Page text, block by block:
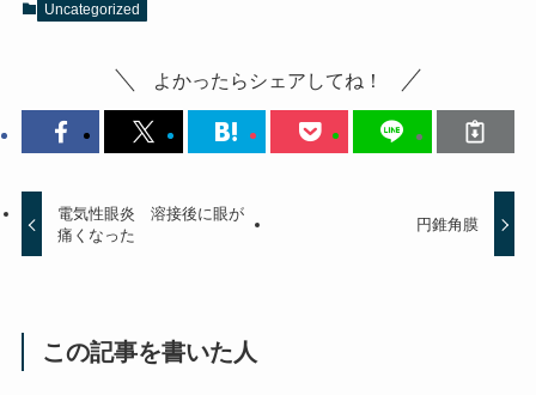
Uncategorized
よかったらシェアしてね！
電気性眼炎 溶接後に眼が
痛くなった
円錐角膜
この記事を書いた人